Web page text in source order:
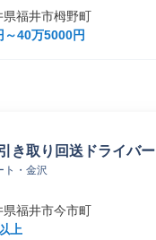
福井市栂野町
～40万5000円
き取り回送ドライバー
ト・金沢
福井市今市町
上